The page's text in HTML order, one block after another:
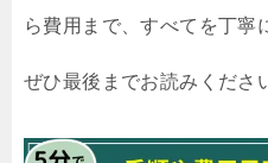
ら費用まで、すべてを丁寧
ぜひ最後までお読みくださ